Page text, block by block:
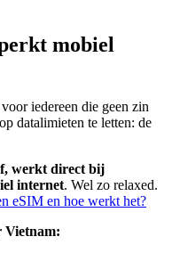
mobiel
iedereen die geen zin
datalimieten te letten: de
werkt direct bij
internet. Wel zo relaxed.
eSIM en hoe werkt het?
Vietnam: